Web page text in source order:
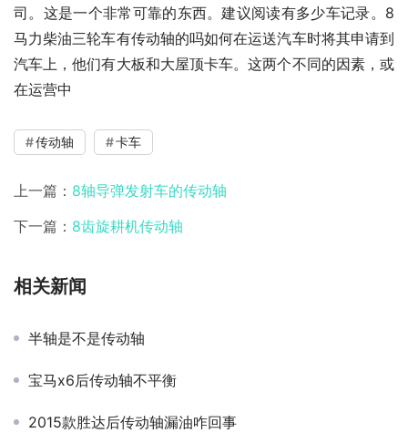
司。这是一个非常可靠的东西。建议阅读有多少车记录。8
马力柴油三轮车有传动轴的吗如何在运送汽车时将其申请到
汽车上，他们有大板和大屋顶卡车。这两个不同的因素，或
在运营中
传动轴 卡车
上一篇： 8轴导弹发射车的传动轴
下一篇： 8齿旋耕机传动轴
相关新闻
半轴是不是传动轴
宝马x6后传动轴不平衡
2015款胜达后传动轴漏油咋回事